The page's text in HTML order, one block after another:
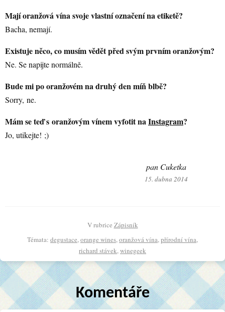
Mají oranžová vína svoje vlastní označení na etiketě?
Bacha, nemají.
Existuje něco, co musím vědět před svým prvním oranžovým?
Ne. Se napijte normálně.
Bude mi po oranžovém na druhý den míň blbě?
Sorry, ne.
Mám se teď s oranžovým vínem vyfotit naInstagram?
Jo, utikejte! ;)
pan Cuketka
15. dubna 2014
V rubrice Zápisník
Témata: degustace,orange wines,oranžová vína,přírodní vína,
richard stávek,winegeek
Komentáře